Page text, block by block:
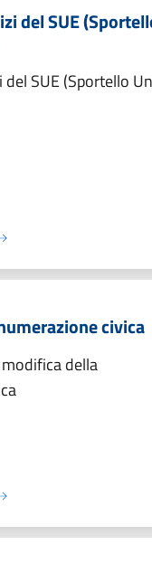
del SUE
SUE (Sportello
civica
della